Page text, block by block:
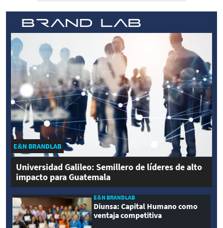
E&N BRANDLAB
Universidad Galileo: Semillero de líderes de alto
impacto para Guatemala
E&N BRANDLAB
Diunsa: Capital Humano como
ventaja competitiva